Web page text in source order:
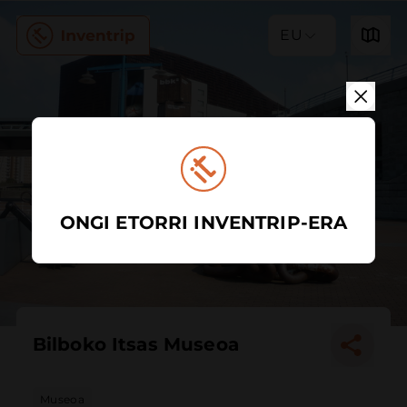
EU
Bilboko Itsas Museoa
Museoa
ONGI ETORRI INVENTRIP-ERA